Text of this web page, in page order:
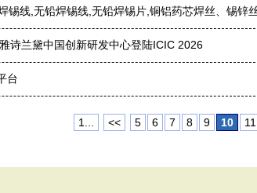
锡线,无铅焊锡线,无铅焊锡片,铜铝药芯焊丝、锡锌
诗兰黛中国创新研发中心登陆ICIC 2026
台
1... << 5 6 7 8 9 10 11